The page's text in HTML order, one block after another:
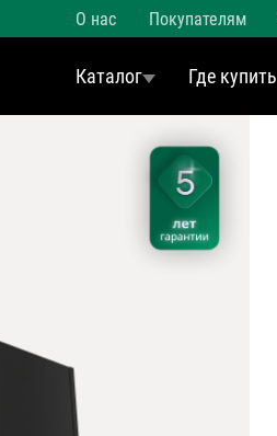
О нас Покупателям
Каталог Где купить